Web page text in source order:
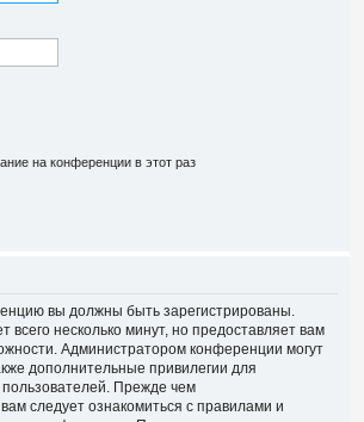
на конференции в этот раз
вы должны быть зарегистрированы.
всего несколько минут, но предоставляет вам
Администратором конференции могут
дополнительные привилегии для
Прежде чем
следует ознакомиться с правилами и